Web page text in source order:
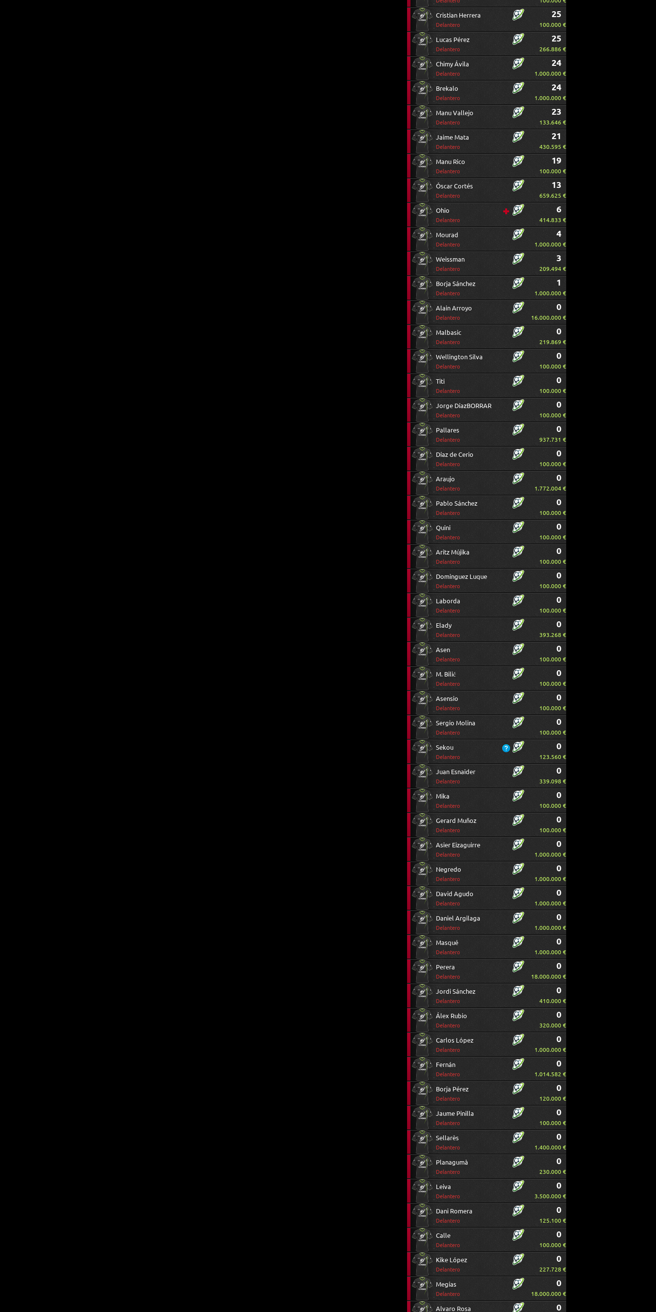
Cristian Herrera
Delantero
25
100.000 €
Lucas Pérez
Delantero
25
266.886 €
Chimy Ávila
Delantero
24
1.000.000 €
Brekalo
Delantero
24
1.000.000 €
Manu Vallejo
Delantero
23
133.646 €
Jaime Mata
Delantero
21
430.595 €
Manu Rico
Delantero
19
100.000 €
Óscar Cortés
Delantero
13
659.625 €
Ohio
Delantero
6
414.833 €
Mourad
Delantero
4
1.000.000 €
Weissman
Delantero
3
209.494 €
Borja Sánchez
Delantero
1
1.000.000 €
Alain Arroyo
Delantero
0
16.000.000 €
Malbasic
Delantero
0
219.869 €
Wellington Silva
Delantero
0
100.000 €
Titi
Delantero
0
100.000 €
Jorge DíazBORRAR
Delantero
0
100.000 €
Pallares
Delantero
0
937.731 €
Díaz de Cerio
Delantero
0
100.000 €
Araujo
Delantero
0
1.772.004 €
Pablo Sánchez
Delantero
0
100.000 €
Quini
Delantero
0
100.000 €
Aritz Mújika
Delantero
0
100.000 €
Dominguez Luque
Delantero
0
100.000 €
Laborda
Delantero
0
100.000 €
Elady
Delantero
0
393.268 €
Asen
Delantero
0
100.000 €
M. Bilić
Delantero
0
100.000 €
Asensio
Delantero
0
100.000 €
Sergio Molina
Delantero
0
100.000 €
Sekou
Delantero
0
123.560 €
Juan Esnaider
Delantero
0
339.098 €
Mika
Delantero
0
100.000 €
Gerard Muñoz
Delantero
0
100.000 €
Asier Eizaguirre
Delantero
0
1.000.000 €
Negredo
Delantero
0
1.000.000 €
David Agudo
Delantero
0
1.000.000 €
Daniel Argilaga
Delantero
0
1.000.000 €
Masqué
Delantero
0
1.000.000 €
Perera
Delantero
0
18.000.000 €
Jordi Sánchez
Delantero
0
410.000 €
Álex Rubio
Delantero
0
320.000 €
Carlos López
Delantero
0
1.000.000 €
Fernán
Delantero
0
1.014.582 €
Borja Pérez
Delantero
0
120.000 €
Jaume Pinilla
Delantero
0
100.000 €
Sellarès
Delantero
0
1.400.000 €
Planagumà
Delantero
0
230.000 €
Leiva
Delantero
0
3.500.000 €
Dani Romera
Delantero
0
125.100 €
Calle
Delantero
0
100.000 €
Kike López
Delantero
0
227.728 €
Megías
Delantero
0
18.000.000 €
Alvaro Rosa 0